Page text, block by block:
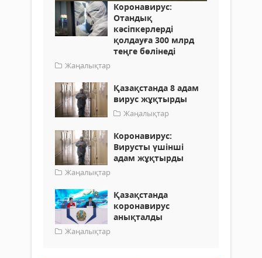
Коронавирус:
Отандық
кәсіпкерлерді
қолдауға 300 млрд
теңге бөлінеді
Жаңалықтар
Қазақстанда 8 адам
вирус жұқтырды
Жаңалықтар
Коронавирус:
Вирусты үшінші
адам жұқтырды
Жаңалықтар
Қазақстанда
коронавирус
анықталды
Жаңалықтар